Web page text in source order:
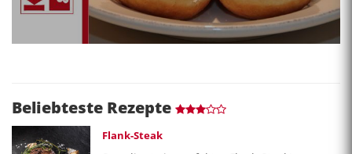
Beliebteste Rezepte
Flank-Steak